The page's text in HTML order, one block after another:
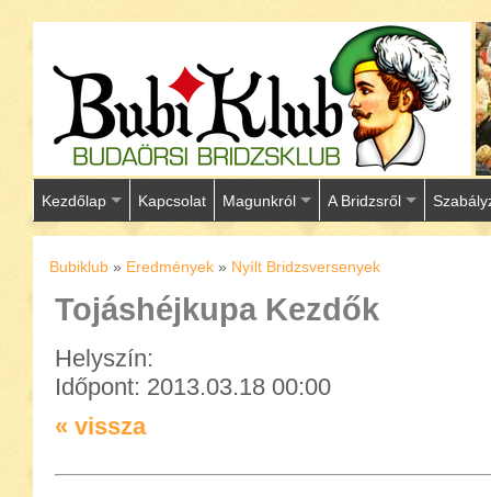
Kezdőlap Kapcsolat Magunkról A Bridzsről
Bubiklub » Eredmények » Nyílt Bridzsversenyek
Tojáshéjkupa Kezdők
Helyszín:
Időpont: 2013.03.18 00:00
« vissza